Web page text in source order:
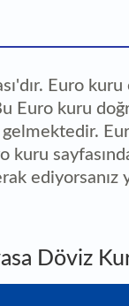
Euro kuru
Euro kuru
gelmektedir.
Döviz